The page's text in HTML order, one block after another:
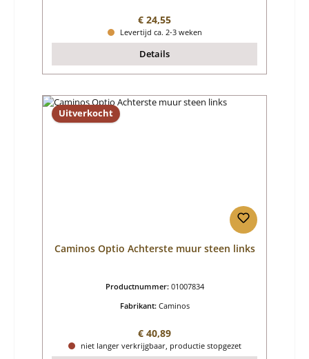
Normale prijs:
€ 24,55
Levertijd ca. 2-3 weken
Details
Uitverkocht
Caminos Optio Achterste muur steen links
Productnummer: 01007834
Fabrikant: Caminos
Normale prijs:
€ 40,89
niet langer verkrijgbaar, productie stopgezet